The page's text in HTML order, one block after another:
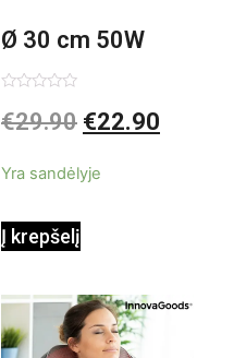
Ø 30 cm 50W
Baltai pilkas
0
iš
€29.90 €22.90
Yra sandėlyje
Į krepšelį